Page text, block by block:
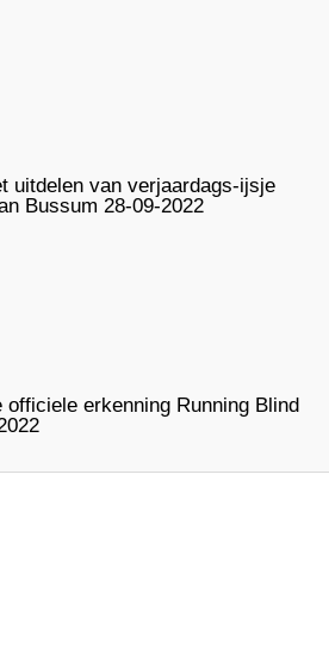
uitdelen van verjaardags-ijsje
Bussum 28-09-2022
officiele erkenning Running Blind